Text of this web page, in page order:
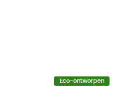
Eco-ontworpen